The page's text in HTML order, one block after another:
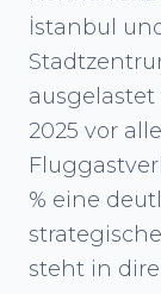
İstanbul
2025 vor
% eine
steht in